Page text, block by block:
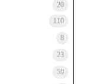
20
110
8
23
59